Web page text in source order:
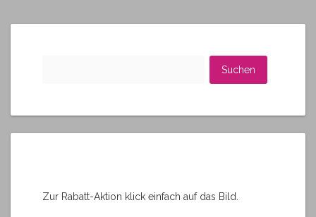
:
Zur Rabatt-Aktion klick einfach auf das Bild.